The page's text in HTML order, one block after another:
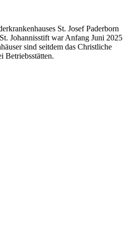
St. Josef Paderborn
Johannisstift war Anfang Juni 2025
sind seitdem das Christliche
Betriebsstätten.